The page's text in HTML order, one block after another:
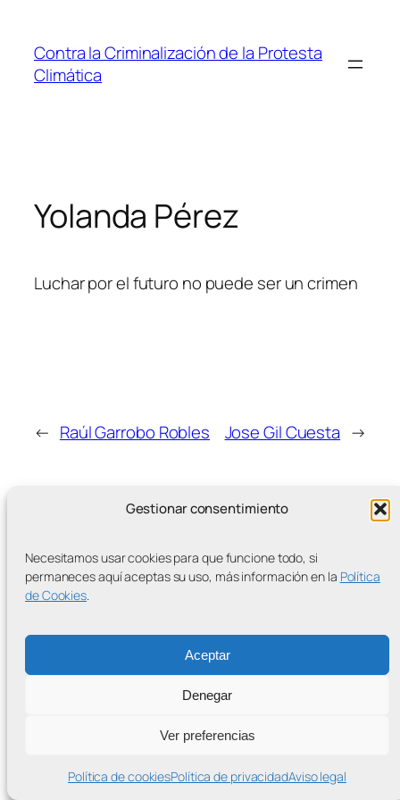
Gestionar consentimiento
Necesitamos usar cookies para que funcione todo, si
permaneces aquí aceptas su uso, más información en la Política
de Cookies.
Aceptar
Denegar
Ver preferencias
Política de cookiesPolítica de privacidadAviso legal
contenido
Contra la Criminalización de la Protesta
Climática
Yolanda Pérez
Luchar por el futuro no puede ser un crimen
← Raúl Garrobo Robles Jose Gil Cuesta →
MÁS ENTRADAS
Contra la Criminalización de la Protesta Climática
WordPress